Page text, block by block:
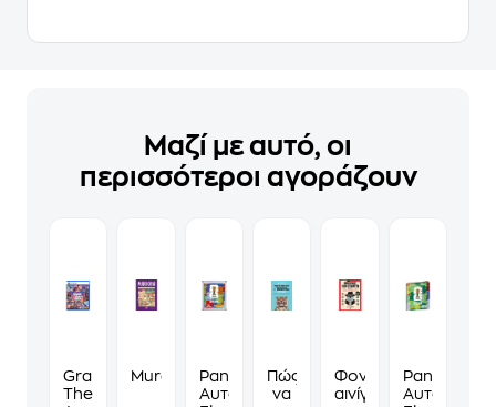
Μαζί με αυτό, οι
περισσότεροι αγοράζουν
Grand
Theft
MurdokuPanini
Αυτοκόλλητα
Πώς
να
Φονικά
αινίγματα
Panini